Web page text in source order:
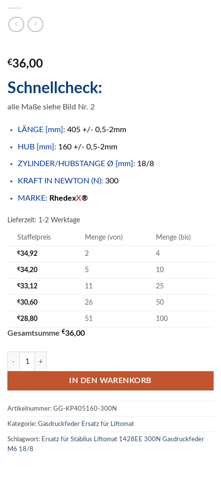
€36,00
Schnellcheck:
alle Maße siehe Bild Nr. 2
LÄNGE [mm]: 405 +/- 0,5-2mm
HUB [mm]: 160 +/- 0,5-2mm
ZYLINDER/HUBSTANGE Ø [mm]: 18/8
KRAFT IN NEWTON (N): 300
MARKE: RhedexX®
Lieferzeit: 1-2 Werktage
Staffelpreis Menge (von) Menge (bis)
€34,92 2 4
€34,20 5 10
€33,12 11 25
€30,60 26 50
€28,80 51 100
Gesamtsumme €36,00
Ersatz für Stabilus Liftomat 1428EE 300N Gasdruckfeder M6 18/8
IN DEN WARENKORB
Artikelnummer: GG-KP405160-300N
Kategorie: Gasdruckfeder Ersatz für Liftomat
Schlagwort: Ersatz für Stabilus Liftomat 1428EE 300N Gasdruckfeder
M6 18/8